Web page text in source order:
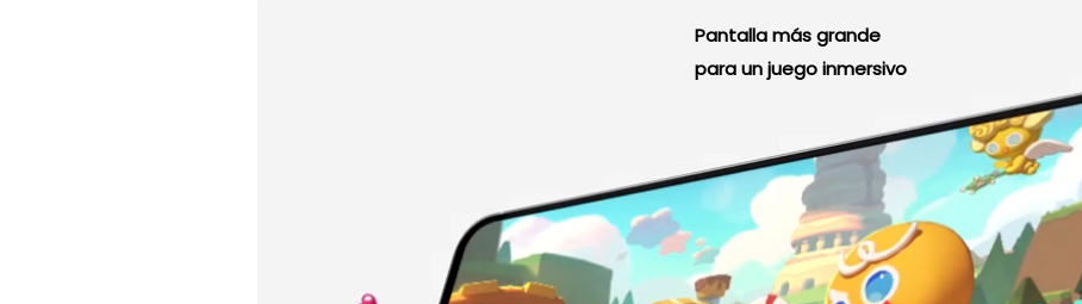
Pantalla más grande
para un juego inmersivo